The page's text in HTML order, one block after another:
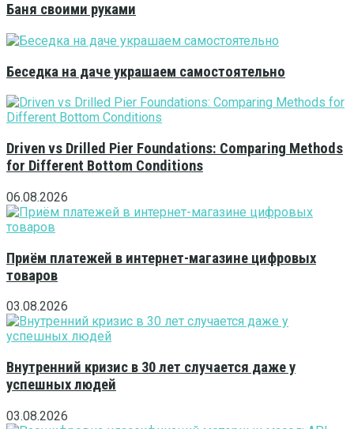
Баня своими руками
Беседка на даче украшаем самостоятельно
Driven vs Drilled Pier Foundations: Comparing Methods
for Different Bottom Conditions
06.08.2026
Приём платежей в интернет-магазине цифровых
товаров
03.08.2026
Внутренний кризис в 30 лет случается даже у
успешных людей
03.08.2026